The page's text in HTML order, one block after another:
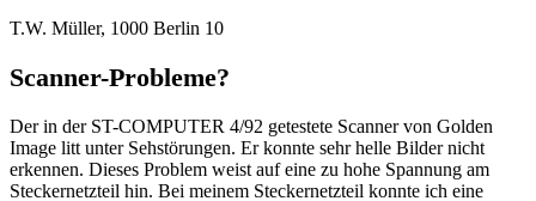
T.W. Müller, 1000 Berlin 10
Scanner-Probleme?
Der in der ST-COMPUTER 4/92 getestete Scanner von Golden
Image litt unter Sehstörungen. Er konnte sehr helle Bilder nicht
erkennen. Dieses Problem weist auf eine zu hohe Spannung am
Steckernetzteil hin. Bei meinem Steckernetzteil konnte ich eine